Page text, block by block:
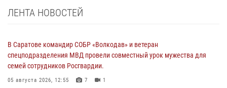
ЛЕНТА НОВОСТЕЙ
В Саратове командир СОБР «Волкодав» и ветеран
спецподразделения МВД провели совместный урок мужества для
семей сотрудников Росгвардии.
05 августа 2026, 12:55 7 1